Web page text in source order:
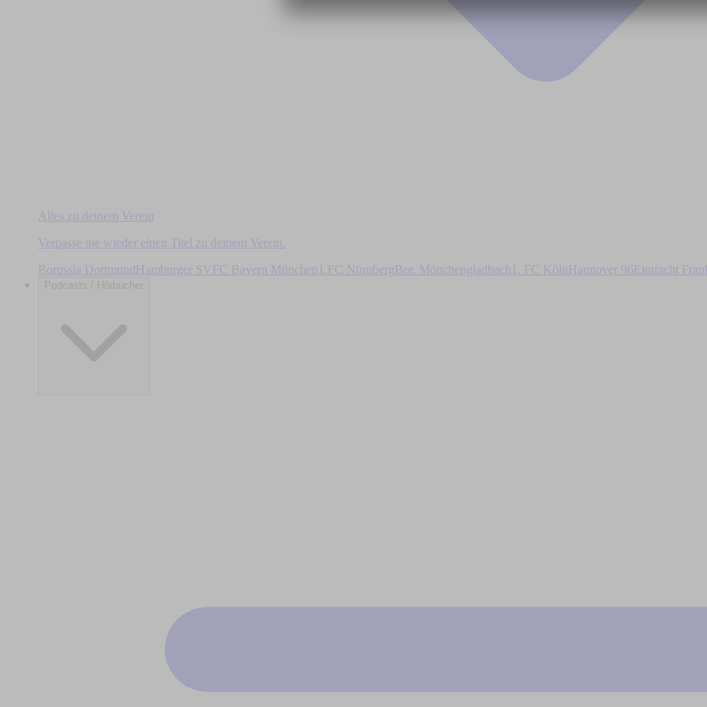
Alles zu deinem Verein
Verpasse nie wieder einen Titel zu deinem Verein.
Borussia DortmundHamburger SV FC Bayern München 1.FC Nürnberg Bor. Mönchengladbach 1. FC Köln Hannover 96Eintracht
Podcasts / Hörbücher